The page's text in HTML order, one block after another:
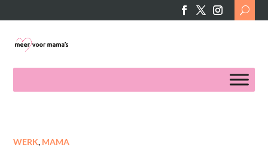
Search
for:
WERK, MAMA